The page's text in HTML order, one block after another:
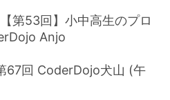
第53回】小中高生のプロ
Anjo
67回 CoderDojo犬山 (午